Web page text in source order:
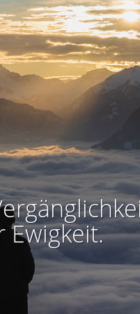
Ewigkeit.